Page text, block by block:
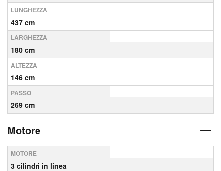
LUNGHEZZA
437 cm
LARGHEZZA
180 cm
ALTEZZA
146 cm
PASSO
269 cm
Motore
MOTORE
3 cilindri in linea